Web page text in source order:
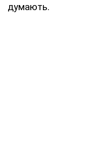
думають.